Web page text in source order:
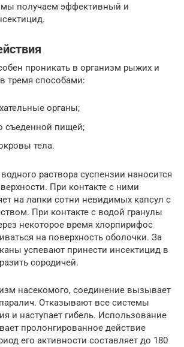
мы получаем эффективный и
проникать в организм рыжих и
тремя способами:
органы;
съеденной пищей;
тела.
раствора суспензии наносится
При контакте с ними
на лапки сотни невидимых капсул с
При контакте с водой гранулы
некоторое время хлорпирифос
на поверхность оболочки. За
успевают принести инсектицид в
сородичей.
насекомого, соединение вызывает
Отказывают все системы
и наступает гибель. Использование
пролонгированное действие
его активности составляет до 180